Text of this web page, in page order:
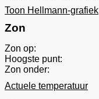
Toon Hellmann-grafiek
Zon
Zon op:
Hoogste punt:
Zon onder:
Actuele temperatuur